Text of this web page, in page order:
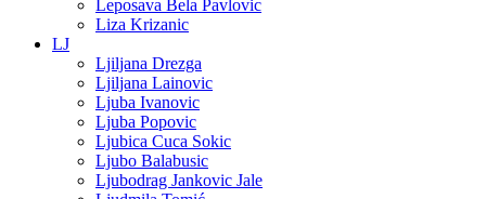
Leposava Bela Pavlovic
Liza Krizanic
LJ
Ljiljana Drezga
Ljiljana Lainovic
Ljuba Ivanovic
Ljuba Popovic
Ljubica Cuca Sokic
Ljubo Balabusic
Ljubodrag Jankovic Jale